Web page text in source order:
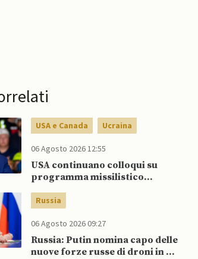
USA e Canada Ucraina
06 Agosto 2026 12:55
USA continuano colloqui su
programma missilistico
dubbi di Trump, affermano
Russia
06 Agosto 2026 09:27
Russia: Putin nomina capo delle
nuove forze russe di droni in un